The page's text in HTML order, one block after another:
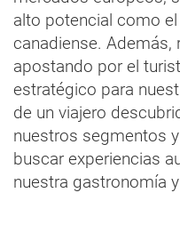
alto potencial como
canadiense. Además,
apostando por el
estratégico para
de un viajero
nuestros segmentos
buscar experiencias
nuestra gastronomía